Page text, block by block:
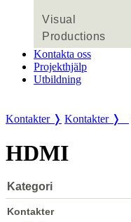
Visual
Productions
Kontakta oss
Projekthjälp
Utbildning
Kontakter ❭ Kontakter ❭
HDMI
Kategori
Kontakter